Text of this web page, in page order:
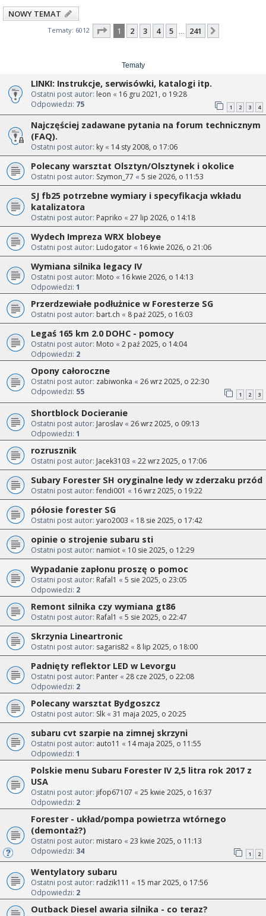
NOWY TEMAT
Tematy: 6012 Strona z241
1 2 3 4 5 241
Tematy
LINKI: Instrukcje, serwisówki, katalogi itp.
Ostatni post autor: leon « 16 gru 2021, o 19:28
Odpowiedzi: 75 1 2 3 4
Najczęściej zadawane pytania na forum technicznym
(FAQ).
Ostatni post autor: ky « 14 sty 2008, o 17:06
Polecany warsztat Olsztyn/Olsztynek i okolice
Ostatni post autor: Szymon_77 « 5 sie 2026, o 11:53
SJ fb25 potrzebne wymiary i specyfikacja wkładu
katalizatora
Ostatni post autor: Papriko « 27 lip 2026, o 14:18
Wydech Impreza WRX blobeye
Ostatni post autor: Ludogator « 16 kwie 2026, o 21:06
Wymiana silnika legacy IV
Ostatni post autor: Moto « 16 kwie 2026, o 14:13
Odpowiedzi: 1
Przerdzewiałe podłużnice w Foresterze SG
Ostatni post autor: bart.ch « 8 paź 2025, o 16:03
Legaś 165 km 2.0 DOHC - pomocy
Ostatni post autor: Moto « 2 paź 2025, o 14:04
Odpowiedzi: 2
Opony całoroczne
Ostatni post autor: zabiwonka « 26 wrz 2025, o 22:30
Odpowiedzi: 55 1 2 3
Shortblock Docieranie
Ostatni post autor: Jaroslav « 26 wrz 2025, o 09:13
Odpowiedzi: 1
rozrusznik
Ostatni post autor: Jacek3103 « 22 wrz 2025, o 17:06
Subary Forester SH oryginalne ledy w zderzaku przód
Ostatni post autor:fendi001 « 16 wrz 2025, o 19:22
półosie forester SG
Ostatni post autor: yaro2003 « 18 sie 2025, o 17:42
opinie o strojenie subaru sti
Ostatni post autor: namiot « 10 sie 2025, o 12:29
Wypadanie zapłonu proszę o pomoc
Ostatni post autor: Rafal1 « 5 sie 2025, o 23:05
Odpowiedzi: 2
Remont silnika czy wymiana gt86
Ostatni post autor: Rafal1 « 5 sie 2025, o 22:47
Skrzynia Lineartronic
Ostatni post autor: sagaris82 « 8 lip 2025, o 18:00
Padnięty reflektor LED w Levorgu
Ostatni post autor: Panter « 28 cze 2025, o 22:08
Odpowiedzi: 2
Polecany warsztat Bydgoszcz
Ostatni post autor: Slk « 31 maja 2025, o 20:25
subaru cvt szarpie na zimnej skrzyni
Ostatni post autor: auto11 « 14 maja 2025, o 11:55
Odpowiedzi: 1
Polskie menu Subaru Forester IV 2,5 litra rok 2017 z
USA
Ostatni post autor: jifop67107 « 25 kwie 2025, o 16:37
Odpowiedzi: 2
Forester - układ/pompa powietrza wtórnego
(demontaż?)
Ostatni post autor: mistaro « 23 kwie 2025, o 11:13
Odpowiedzi: 34 1 2
Wentylatory subaru
Ostatni post autor: radzik111 « 15 mar 2025, o 17:56
Odpowiedzi: 2
Outback Diesel awaria silnika - co teraz?